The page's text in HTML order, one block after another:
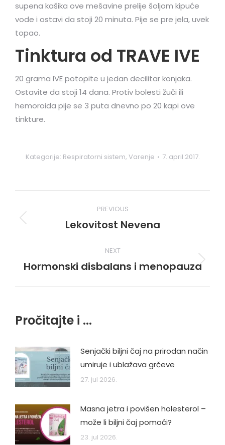
supena kašika ove mešavine prelije šoljom kipuće
vode i ostavi da stoji 20 minuta. Pije se pre jela, uvek
topao.
Tinktura od TRAVE IVE
20 grama IVE potopite u jedan decilitar konjaka.
Ostavite da stoji 14 dana. Protiv bolesti žuči ili
hemoroida pije se 3 puta dnevno po 20 kapi ove
tinkture.
Kategorije: Respiratorni sistem, Varenje 7. april 2017.
navigation
PREVIOUS
Previous
Lekovitost Nevena
NEXT
Next
Hormonski disbalans i menopauza
Pročitajte i ...
Senjački biljni čaj na prirodan način
umiruje i ublažava grčeve
27. jul 2026.
Masna jetra i povišen holesterol –
može li biljni čaj pomoći?
23. jul 2026.